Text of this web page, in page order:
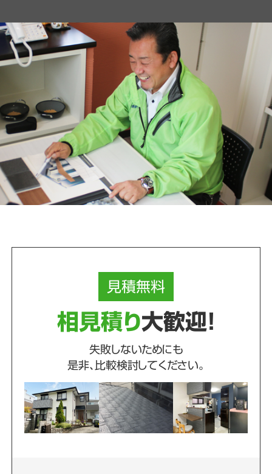
見積無料
相見積り大歓迎！
失敗しないためにも
是非、比較検討してください。